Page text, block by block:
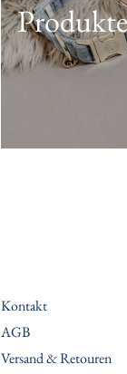
Kontakt
AGB
Versand & Retouren